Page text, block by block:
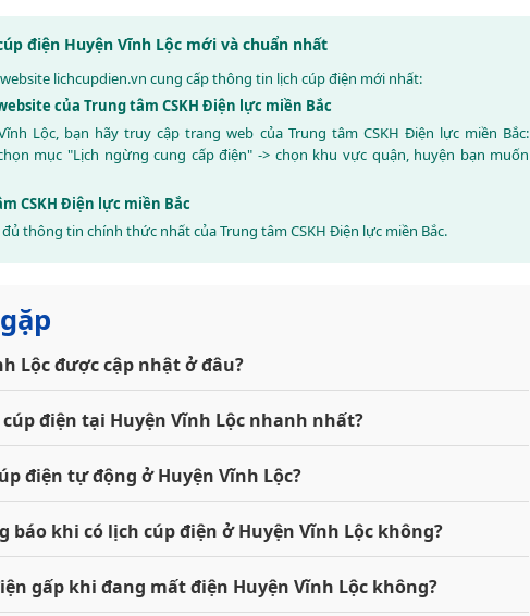
điện Huyện Vĩnh Lộc mới và chuẩn nhất
lichcupdien.vn cung cấp thông tin lịch cúp điện mới nhất:
của Trung tâm CSKH Điện lực miền Bắc
Lộc, bạn hãy truy cập trang web của Trung tâm CSKH Điện lực miền Bắc:
mục "Lịch ngừng cung cấp điện" -> chọn khu vực quận, huyện bạn muốn
CSKH Điện lực miền Bắc
thông tin chính thức nhất của Trung tâm CSKH Điện lực miền Bắc.
Lộc được cập nhật ở đâu?
điện tại Huyện Vĩnh Lộc nhanh nhất?
điện tự động ở Huyện Vĩnh Lộc?
báo khi có lịch cúp điện ở Huyện Vĩnh Lộc không?
gấp khi đang mất điện Huyện Vĩnh Lộc không?